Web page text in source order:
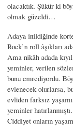
olacaktık. Şükür ki
olmak güzeldi…
Adaya inildiğinde
Rock’n roll âşıkları
Ama nikâh adada
yeminler, verilen
bunu emrediyordu.
evlenecek olurlarsa,
evliden farksız
yeminler
Ciddiyet onların